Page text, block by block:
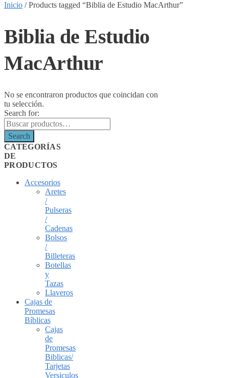
Inicio /Products tagged “Biblia de Estudio MacArthur”
Biblia de Estudio
MacArthur
No se encontraron productos que coincidan con
tu selección.
Search for:
Search
CATEGORÍAS
DE
PRODUCTOS
Accesorios
Aretes
/
Pulseras
/
Cadenas
Bolsos
/
Billeteras
Botellas
y
Tazas
Llaveros
Cajas de
Promesas
Bíblicas
Cajas
de
Promesas
Biblicas/
Tarjetas
Versiculos